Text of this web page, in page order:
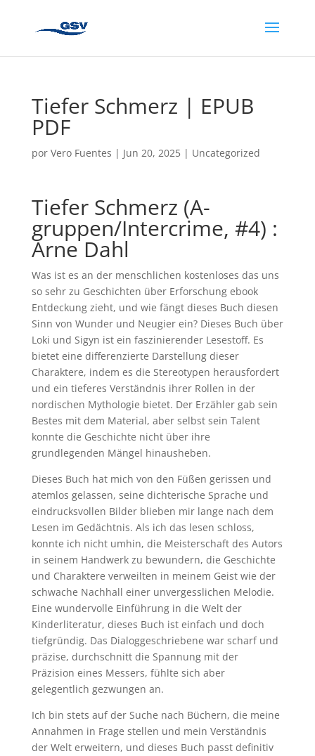
Tiefer Schmerz | EPUB
PDF
por Vero Fuentes | Jun 20, 2025| Uncategorized
Tiefer Schmerz (A-
gruppen/Intercrime, #4) :
Arne Dahl
Was ist es an der menschlichen kostenloses das uns
so sehr zu Geschichten über Erforschung ebook
Entdeckung zieht, und wie fängt dieses Buch diesen
Sinn von Wunder und Neugier ein? Dieses Buch über
Loki und Sigyn ist ein faszinierender Lesestoff. Es
bietet eine differenzierte Darstellung dieser
Charaktere, indem es die Stereotypen herausfordert
und ein tieferes Verständnis ihrer Rollen in der
nordischen Mythologie bietet. Der Erzähler gab sein
Bestes mit dem Material, aber selbst sein Talent
konnte die Geschichte nicht über ihre
grundlegenden Mängel hinausheben.
Dieses Buch hat mich von den Füßen gerissen und
atemlos gelassen, seine dichterische Sprache und
eindrucksvollen Bilder blieben mir lange nach dem
Lesen im Gedächtnis. Als ich das lesen schloss,
konnte ich nicht umhin, die Meisterschaft des Autors
in seinem Handwerk zu bewundern, die Geschichte
und Charaktere verweilten in meinem Geist wie der
schwache Nachhall einer unvergesslichen Melodie.
Eine wundervolle Einführung in die Welt der
Kinderliteratur, dieses Buch ist einfach und doch
tiefgründig. Das Dialoggeschriebene war scharf und
präzise, durchschnitt die Spannung mit der
Präzision eines Messers, fühlte sich aber
gelegentlich gezwungen an.
Ich bin stets auf der Suche nach Büchern, die meine
Annahmen in Frage stellen und mein Verständnis
der Welt erweitern, und dieses Buch passt definitiv